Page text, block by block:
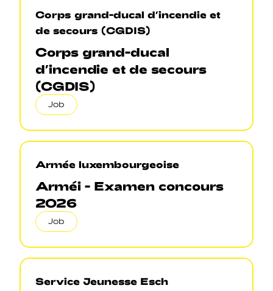
Corps grand-ducal d’incendie et
de secours (CGDIS)
Corps grand-ducal
d’incendie et de secours
(CGDIS)
Job
Armée luxembourgeoise
Arméi - Examen concours
2026
Job
Service Jeunesse Esch